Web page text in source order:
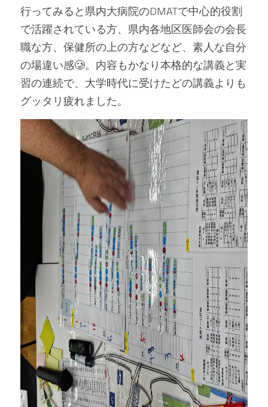
行ってみると県内大病院のDMATで中心的役割
で活躍されている方、県内各地区医師会の会長
職な方、保健所の上の方などなど、素人な自分
の場違い感🥲。内容もかなり本格的な講義と実
習の連続で、大学時代に受けたどの講義よりも
グッタリ疲れました。